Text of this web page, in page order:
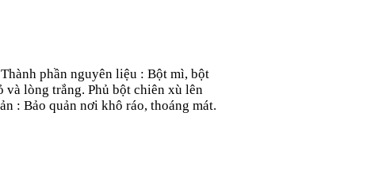
phần nguyên liệu : Bột mì, bột
và lòng trắng. Phủ bột chiên xù lên
: Bảo quản nơi khô ráo, thoáng mát.